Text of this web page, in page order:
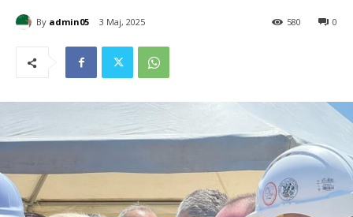
By admin05 3 Maj, 2025 0
580